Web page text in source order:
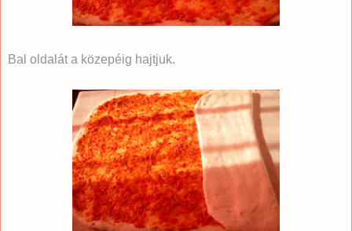
Bal oldalát a közepéig hajtjuk.